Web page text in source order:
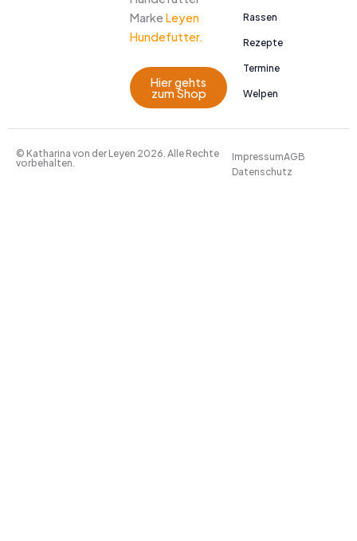
Marke Leyen
Hundefutter.
Hier gehts
zum Shop
Rassen
Rezepte
Termine
Welpen
© Katharina von der Leyen 2026. Alle Rechte
vorbehalten.
ImpressumAGB
Datenschutz